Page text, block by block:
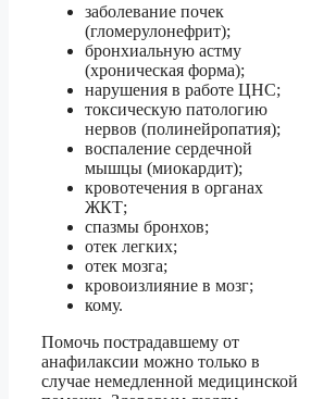
заболевание почек
(гломерулонефрит);
бронхиальную астму
(хроническая форма);
нарушения в работе ЦНС;
токсическую патологию
нервов (полинейропатия);
воспаление сердечной
мышцы (миокардит);
кровотечения в органах
ЖКТ;
спазмы бронхов;
отек легких;
отек мозга;
кровоизлияние в мозг;
кому.
Помочь пострадавшему от
анафилаксии можно только в
случае немедленной медицинской